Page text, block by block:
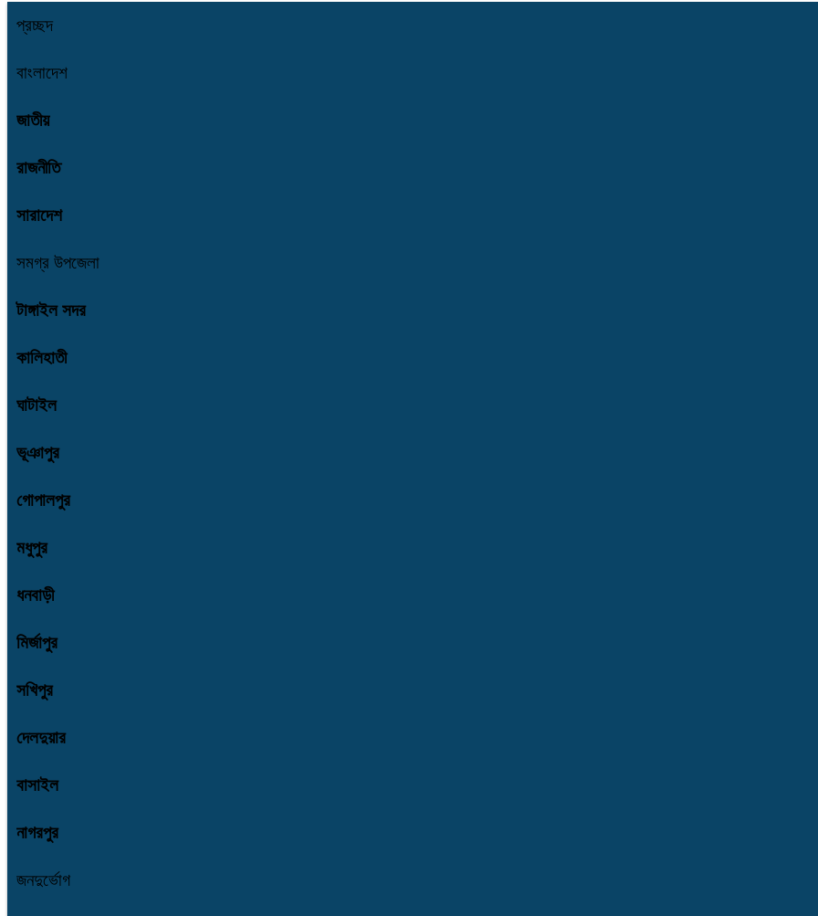
প্রচ্ছদ
বাংলাদেশ
জাতীয়
রাজনীতি
সারাদেশ
সমগ্র উপজেলা
টাঙ্গাইল সদর
কালিহাতী
ঘাটাইল
ভূঞাপুর
গোপালপুর
মধুপুর
ধনবাড়ী
মির্জাপুর
সখিপুর
দেলদুয়ার
বাসাইল
নাগরপুর
জনদুর্ভোগ